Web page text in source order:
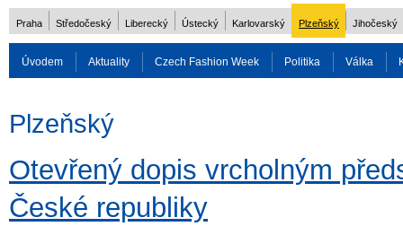
Praha Středočeský Liberecký Ústecký Karlovarský Plzeňský Jihočeský
Úvodem Aktuality Czech Fashion Week Politika Válka
Plzeňský
Otevřený dopis vrcholným
České republiky